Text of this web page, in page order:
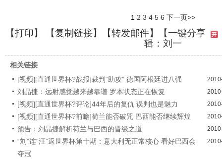
1 2 3 4 5 6 下一页>>
【打印】 【复制链接】【转发邮件】【一键分享
辑：刘一
相关链接
[视频][直通世界杯?战报]裁判“助攻” 德国阿根廷进八强
刘晶捷：远射感觉越来越靠谱 罗本状态正在恢复
[视频][直通世界杯?评论]44年后的复仇 误判也是魅力
[视频][直通世界杯?前瞻]荷兰能否破咒 巴西能否继续辉煌
预告：刘晶捷解析荷兰与巴西的晋级之道
“刘”连“汪”返世界杯第十期：意大利无正常核心 看好巴西会
夺冠